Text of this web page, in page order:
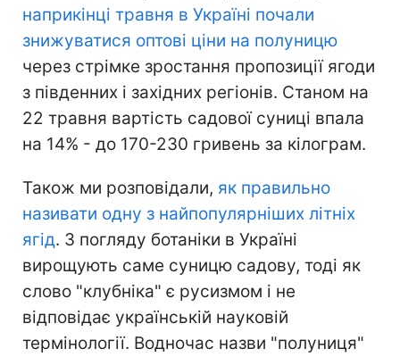
наприкінці травня в Україні почали
знижуватися оптові ціни на полуницю
через стрімке зростання пропозиції ягоди
з південних і західних регіонів. Станом на
22 травня вартість садової суниці впала
на 14% - до 170-230 гривень за кілограм.
Також ми розповідали, як правильно
називати одну з найпопулярніших літніх
ягід. З погляду ботаніки в Україні
вирощують саме суницю садову, тоді як
слово "клубніка" є русизмом і не
відповідає українській науковій
термінології. Водночас назви "полуниця"